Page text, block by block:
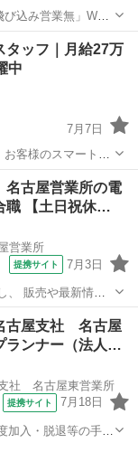
び込み営業無」Web
営業スタイルは、既
期的な訪問を通じ
タッフ｜月給27万
中
7月7日
。 具体的に
ンや料金プランの
古屋営業所の電
職 【土日祝休…
営業所
提携サイト 7月3日
販売や最新情報
荷・出荷・電話対
限定可） ※社用携
古屋支社 名古屋
ランナー（法人…
社 名古屋東営業所
提携サイト 7月18日
入・脱退等の手続